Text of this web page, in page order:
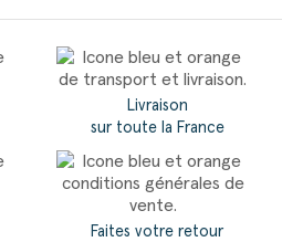
Livraison
sur toute la France
Faites votre retour